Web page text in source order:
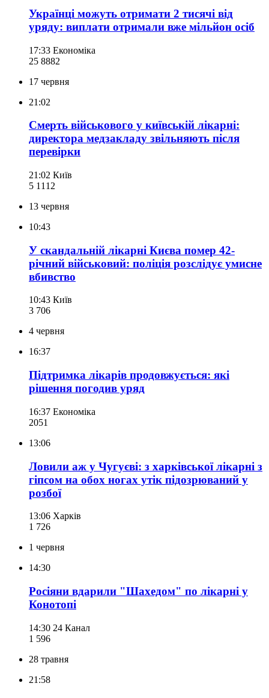
Українці можуть отримати 2 тисячі від
уряду: виплати отримали вже мільйон осіб
17:33 Економіка
25 8882
17 червня
21:02
Смерть військового у київській лікарні:
директора медзакладу звільняють після
перевірки
21:02 Київ
5 111 2
13 червня
10:43
У скандальній лікарні Києва помер 42-
річний військовий: поліція розслідує умисне
вбивство
10:43 Київ
3 706
4 червня
16:37
Підтримка лікарів продовжується: які
рішення погодив уряд
16:37 Економіка
2051
13:06
Ловили аж у Чугуєві: з харківської лікарні з
гіпсом на обох ногах утік підозрюваний у
розбої
13:06 Харків
1 726
1 червня
14:30
Росіяни вдарили "Шахедом" по лікарні у
Конотопі
14:30 24 Канал
1 596
28 травня
21:58